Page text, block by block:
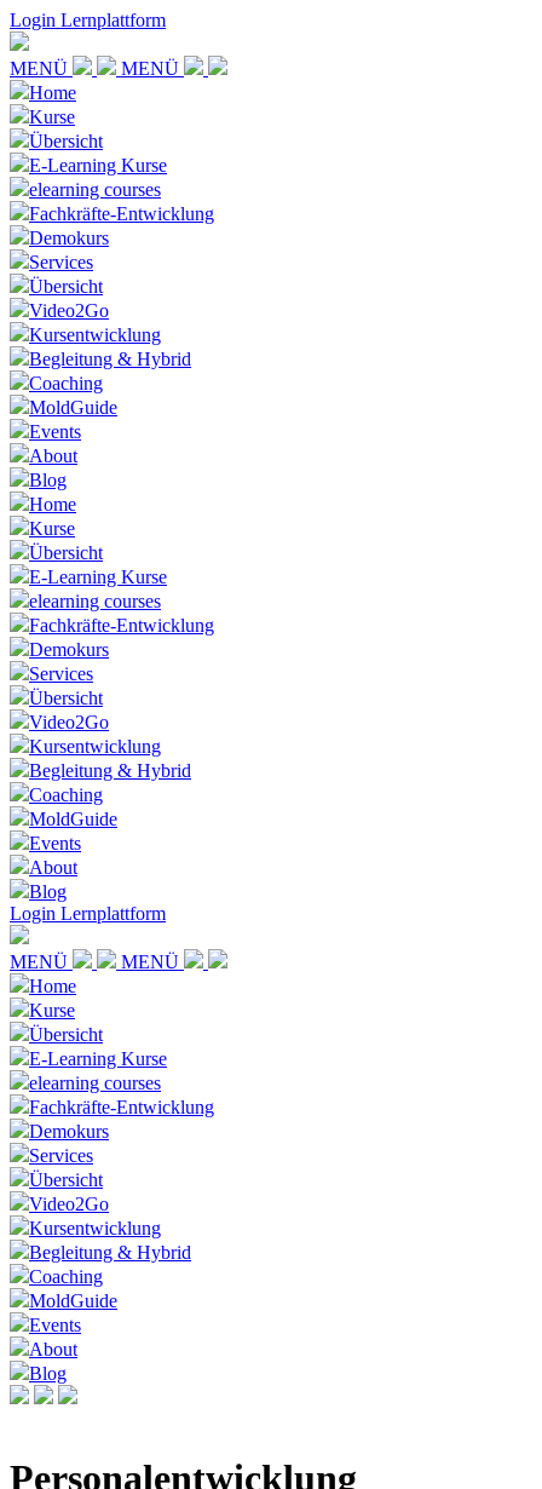
Login Lernplattform
MENÜ
MENÜ
Home
Kurse
Übersicht
E-Learning Kurse
elearning courses
Fachkräfte-Entwicklung
Demokurs
Services
Übersicht
Video2Go
Kursentwicklung
Begleitung & Hybrid
Coaching
MoldGuide
Events
About
Blog
Home
Kurse
Übersicht
E-Learning Kurse
elearning courses
Fachkräfte-Entwicklung
Demokurs
Services
Übersicht
Video2Go
Kursentwicklung
Begleitung & Hybrid
Coaching
MoldGuide
Events
About
Blog
Login Lernplattform
MENÜ
MENÜ
Home
Kurse
Übersicht
E-Learning Kurse
elearning courses
Fachkräfte-Entwicklung
Demokurs
Services
Übersicht
Video2Go
Kursentwicklung
Begleitung & Hybrid
Coaching
MoldGuide
Events
About
Blog
Personalentwicklung